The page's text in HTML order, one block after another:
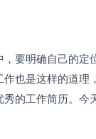
要明确自己的定
也是这样的道理
的工作简历。今